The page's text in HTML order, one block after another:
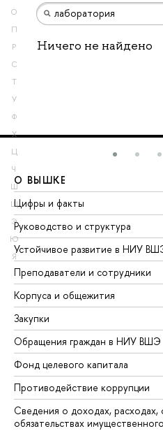
О
П
Р
С
Т
У
Ф
Х
Ц
Ч
Ш
Щ
Э
Ю
Я
Ничего не найдено
О ВЫШКЕ
Цифры и факты
Руководство и структура
Устойчивое развитие в НИУ
Преподаватели и сотрудники
Корпуса и общежития
Закупки
Обращения граждан в НИУ ВШЭ
Фонд целевого капитала
Противодействие коррупции
Сведения о доходах,
обязательствах